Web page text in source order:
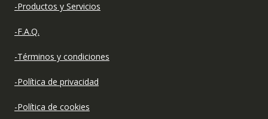
-Productos y Servicios
-F.A.Q.
-Términos y condiciones
-Política de privacidad
-Política de cookies